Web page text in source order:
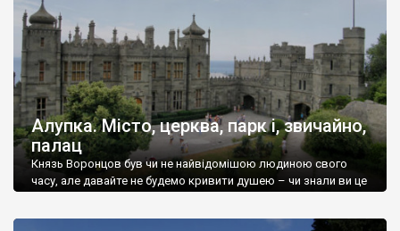
Алупка. Місто, церква, парк і, звичайно,
палац
Князь Воронцов був чи не найвідомішою людиною свого
часу, але давайте не будемо кривити душею – чи знали ви це